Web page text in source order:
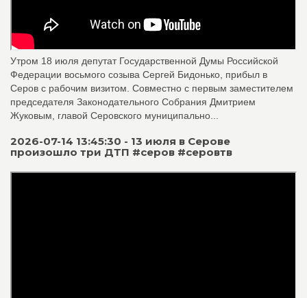
Утром 18 июля депутат Государственной Думы Российской
Федерации восьмого созыва Сергей Бидонько, прибыл в
Серов с рабочим визитом. Совместно с первым заместителем
председателя Законодательного Собрания Дмитрием
Жуковым, главой Серовского муниципально...
2026-07-14 13:45:30 - 13 июля в Серове
произошло три ДТП #серов #серовтв